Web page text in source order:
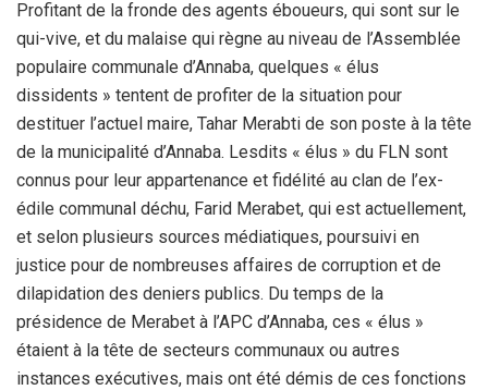
Profitant de la fronde des agents éboueurs, qui sont sur le
qui-vive, et du malaise qui règne au niveau de l’Assemblée
populaire communale d’Annaba, quelques « élus
dissidents » tentent de profiter de la situation pour
destituer l’actuel maire, Tahar Merabti de son poste à la tête
de la municipalité d’Annaba. Lesdits « élus » du FLN sont
connus pour leur appartenance et fidélité au clan de l’ex-
édile communal déchu, Farid Merabet, qui est actuellement,
et selon plusieurs sources médiatiques, poursuivi en
justice pour de nombreuses affaires de corruption et de
dilapidation des deniers publics. Du temps de la
présidence de Merabet à l’APC d’Annaba, ces « élus »
étaient à la tête de secteurs communaux ou autres
instances exécutives, mais ont été démis de ces fonctions